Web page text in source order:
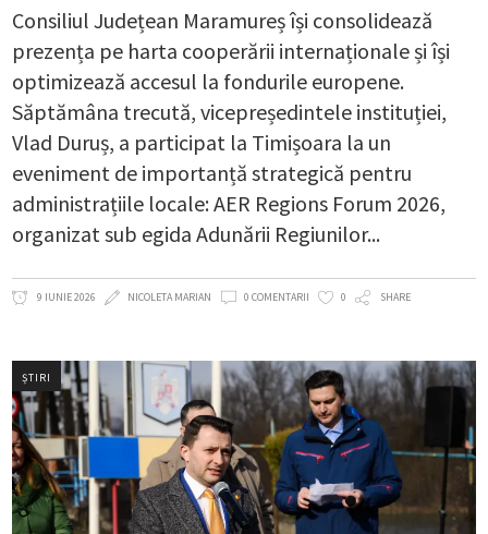
Consiliul Județean Maramureș își consolidează
prezența pe harta cooperării internaționale și își
optimizează accesul la fondurile europene.
Săptămâna trecută, vicepreședintele instituției,
Vlad Duruș, a participat la Timișoara la un
eveniment de importanță strategică pentru
administrațiile locale: AER Regions Forum 2026,
organizat sub egida Adunării Regiunilor
9 IUNIE 2026 NICOLETA MARIAN 0 COMENTARII 0 SHARE
ȘTIRI